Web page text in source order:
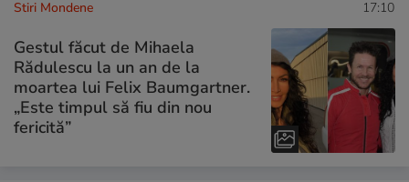
Stiri Mondene 17:10
Gestul făcut de Mihaela
Rădulescu la un an de la
moartea lui Felix Baumgartner.
„Este timpul să fiu din nou
fericită”